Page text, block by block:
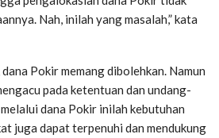
Nah, inilah yang masalah,” kata
Pokir memang dibolehkan. Namun
pada ketentuan dan undang-
dana Pokir inilah kebutuhan
juga dapat terpenuhi dan mendukung